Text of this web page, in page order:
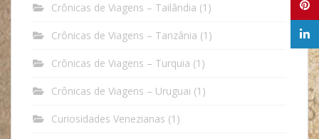
Crônicas de Viagens – Tailândia (1)
Crônicas de Viagens – Tanzânia (1)
Crônicas de Viagens – Turquia (1)
Crônicas de Viagens – Uruguai (1)
Curiosidades Venezianas (1)